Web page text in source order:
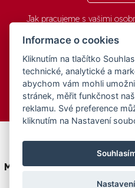
Jak pracujeme s vašimi
© 2016-2026 -
aGovernment, Verze:4.0.1.1 -
Všechna práva vyhrazena
Tento web byl
Medializujeme ČESKO.czna
Informace o cookies
Kliknutím na tlačítko
technické, analytické a
abychom vám mohli
stránek, měřit funkčnost
reklamu. Své preference
kliknutím na Nastavení